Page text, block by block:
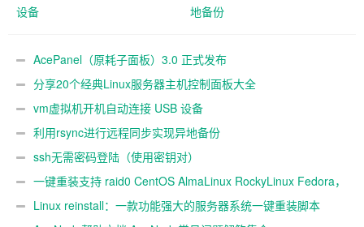
设备
地备份
AcePanel（原耗子面板）3.0 正式发布
分享20个经典Linux服务器主机控制面板大全
vm虚拟机开机自动连接 USB 设备
利用rsync进行远程同步实现异地备份
ssh无需密码登陆（使用密钥对）
一键重装支持 raid0 CentOS AlmaLinux RockyLinux Fedora，
不同系统互装
Linux reinstall：一款功能强大的服务器系统一键重装脚本